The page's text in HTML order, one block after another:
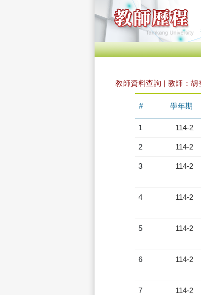
教師資料查詢 | 教師：胡
# 學年期
1 114-2
2 114-2
3 114-2
4 114-2
5 114-2
6 114-2
7 114-2